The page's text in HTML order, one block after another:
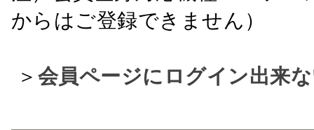
からはご登録できません）
＞ 会員ページにログイン出来